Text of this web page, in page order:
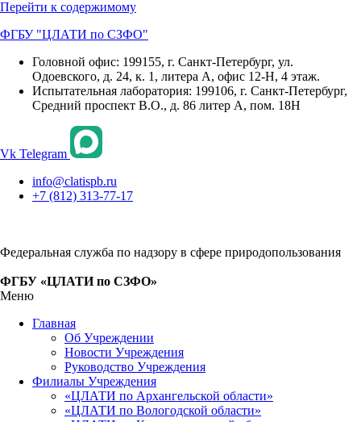
Перейти к содержимому
ФГБУ "ЦЛАТИ по СЗФО"
Головной офис: 199155, г. Санкт-Петербург, ул.
Одоевского, д. 24, к. 1, литера А, офис 12-Н, 4 этаж.
Испытательная лаборатория: 199106, г. Санкт-Петербург,
Средний проспект В.О., д. 86 литер А, пом. 18Н
Vk Telegram
info@clatispb.ru
+7 (812) 313-77-17
Федеральная служба по надзору в сфере природопользования
ФГБУ «ЦЛАТИ по СЗФО»
Меню
Главная
Об Учреждении
Новости Учреждения
Руководство Учреждения
Филиалы Учреждения
«ЦЛАТИ по Архангельской области»
«ЦЛАТИ по Вологодской области»